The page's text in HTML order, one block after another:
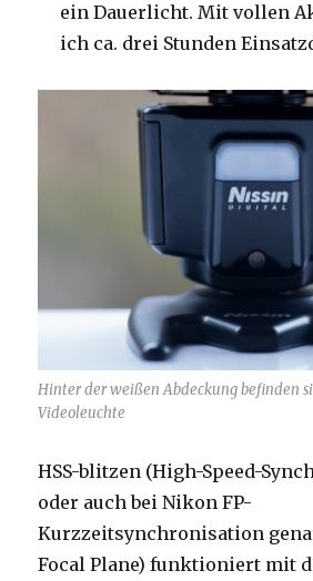
ein Dauerlicht. Mit vollen
ich ca. drei Stunden
Hinter der weißen Abdeckung befinden
Videoleuchte
HSS-blitzen (High-Speed-
oder auch bei Nikon FP-
Kurzzeitsynchronisation
Focal Plane) funktioniert mit